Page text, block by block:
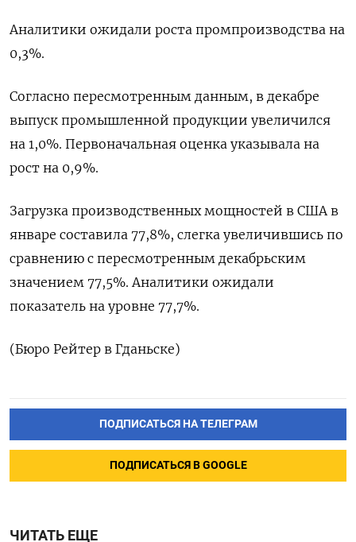
Аналитики ожидали роста промпроизводства на
0,3%.
Согласно пересмотренным данным, в декабре
выпуск промышленной продукции увеличился
на 1,0%. Первоначальная оценка указывала на
рост на 0,9%.
Загрузка производственных мощностей в США в
январе составила 77,8%, слегка увеличившись по
сравнению с пересмотренным декабрьским
значением 77,5%. Аналитики ожидали
показатель на уровне 77,7%.
(Бюро Рейтер в Гданьске)
ПОДПИСАТЬСЯ НА ТЕЛЕГРАМ
ПОДПИСАТЬСЯ В GOOGLE
ЧИТАТЬ ЕЩЕ